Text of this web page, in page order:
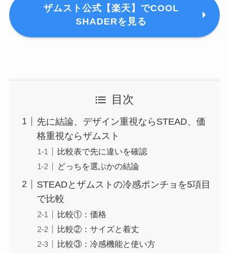
ザムスト公式【楽天】でCOOL
SHADERを見る
目次
先に結論、デザイン重視ならSTEAD、価
格重視ならザムスト
比較表で先に違いを確認
どっちを選ぶかの結論
STEADとザムストの冷感ポンチョを5項目
で比較
比較①：価格
比較②：サイズと着丈
比較③：冷感機能と使い方